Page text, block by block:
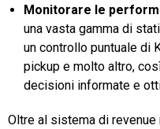
Monitorare le
una vasta gamma di
un controllo puntuale di
pickup e molto altro,
decisioni informate e
Oltre al sistema di revenue